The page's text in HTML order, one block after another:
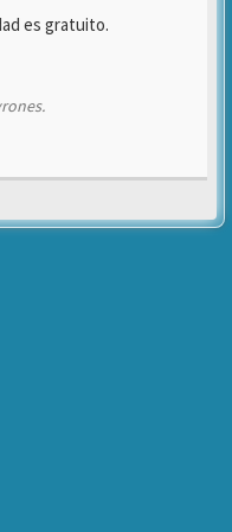
es gratuito.